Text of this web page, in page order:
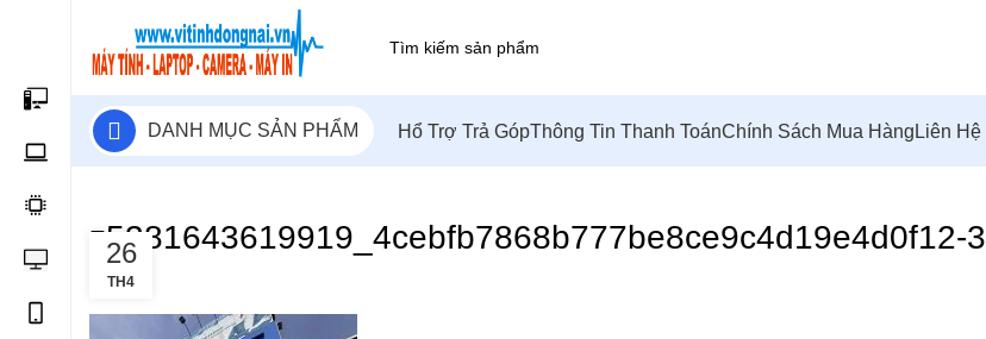
DANH MỤC SẢN PHẨM Hổ Trợ Trả GópThông Tin Thanh ToánChính Sách Mua Hàng Liên Hệ
z5381643619919_4cebfb7868b777be8ce9c4d19e4d0f12-3
26
TH4